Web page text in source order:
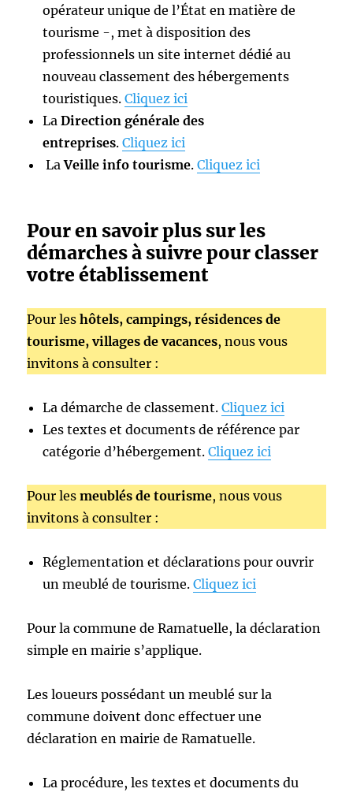
opérateur unique de l’État en matière de
tourisme -, met à disposition des
professionnels un site internet dédié au
nouveau classement des hébergements
touristiques.Cliquez ici
LaDirection générale des
entreprises.Cliquez ici
LaVeille info tourisme.Cliquez ici
Pour en savoir plus sur les
démarches à suivre pour classer
votre établissement
Pour leshôtels, campings, résidences de
tourisme, villages de vacances, nous vous
invitons à consulter :
La démarche de classement.Cliquez ici
Les textes et documents de référence par
catégorie d’hébergement.Cliquez ici
Pour lesmeublés de tourisme, nous vous
invitons à consulter :
Réglementation et déclarations pour ouvrir
un meublé de tourisme.Cliquez ici
Pour la commune de Ramatuelle, la déclaration
simple en mairie s’applique.
Les loueurs possédant un meublé sur la
commune doivent donc effectuer une
déclaration en mairie de Ramatuelle.
La procédure, les textes et documents du